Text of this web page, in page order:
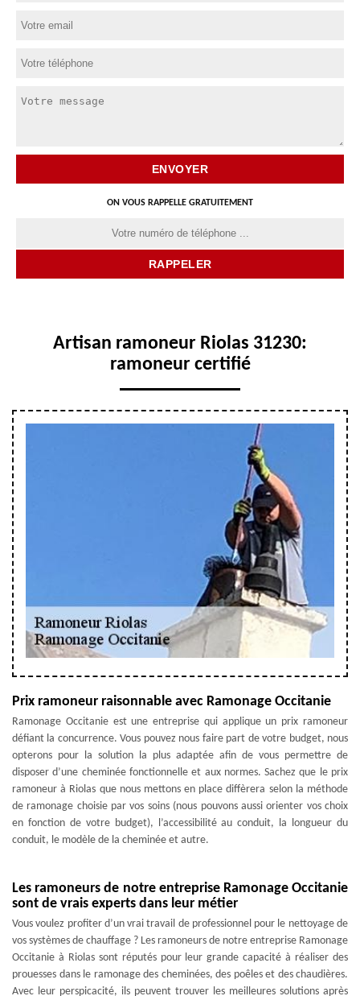
ON VOUS RAPPELLE GRATUITEMENT
Artisan ramoneur Riolas 31230:
ramoneur certifié
Prix ramoneur raisonnable avec Ramonage Occitanie
Ramonage Occitanie est une entreprise qui applique un prix ramoneur
défiant la concurrence. Vous pouvez nous faire part de votre budget, nous
opterons pour la solution la plus adaptée afin de vous permettre de
disposer d’une cheminée fonctionnelle et aux normes. Sachez que le prix
ramoneur à Riolas que nous mettons en place diffèrera selon la méthode
de ramonage choisie par vos soins (nous pouvons aussi orienter vos choix
en fonction de votre budget), l’accessibilité au conduit, la longueur du
conduit, le modèle de la cheminée et autre.
Les ramoneurs de notre entreprise Ramonage Occitanie
sont de vrais experts dans leur métier
Vous voulez profiter d’un vrai travail de professionnel pour le nettoyage de
vos systèmes de chauffage ? Les ramoneurs de notre entreprise Ramonage
Occitanie à Riolas sont réputés pour leur grande capacité à réaliser des
prouesses dans le ramonage des cheminées, des poêles et des chaudières.
Avec leur perspicacité, ils peuvent trouver les meilleures solutions après